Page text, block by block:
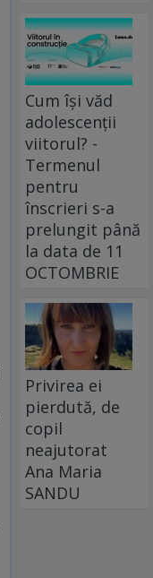
Cum își văd
adolescenții
viitorul? -
Termenul
pentru
înscrieri s-a
prelungit până
la data de 11
OCTOMBRIE
Privirea ei
pierdută, de
copil
neajutorat
Ana Maria
SANDU